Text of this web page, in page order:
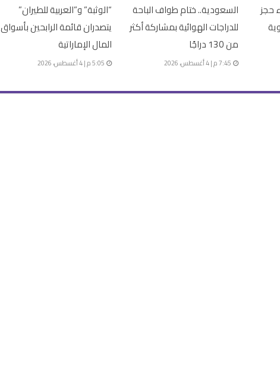
حجز
السعودية.. ختام طواف الباحة
للدراجات الهوائية بمشاركة أكثر
من 130 دراجًا
7:45 م | 4 أغسطس، 2026
“الوثبة” و”العربية للطيران”
يتصدران قائمة الرابحين بأسواق
المال الإماراتية
5:05 م | 4 أغسطس، 2026